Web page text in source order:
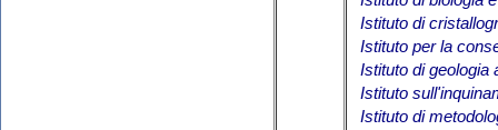
Istituto di
Istituto per la
Istituto di geologia
Istituto
Istituto di